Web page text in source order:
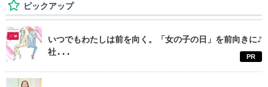
ピックアップ
いつでもわたしは前を向く。「女の子の日」を前向きに♪
社...
PR